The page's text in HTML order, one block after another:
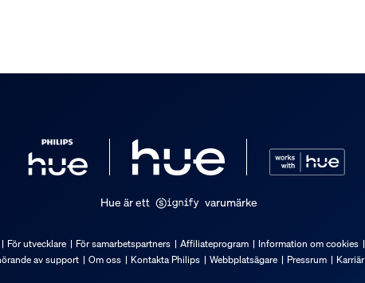
Hue är ett varumärke
För utvecklare För samarbetspartners Affiliateprogram Information om cookies
av support Om oss Kontakta Philips Webbplatsägare Pressrum Karriär